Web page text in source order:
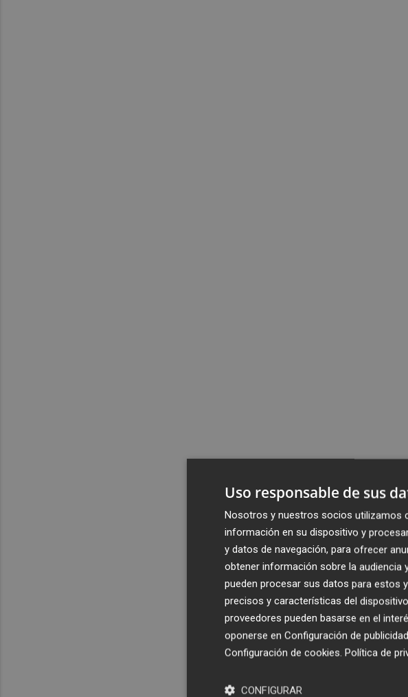
Uso responsable de sus
Nosotros y nuestros socios utilizamos
información en su dispositivo y
y datos de navegación, para ofrecer
obtener información sobre la audiencia
pueden procesar sus datos para estos
precisos y características del
proveedores pueden basarse en el
oponerse en Configuración de publicidad
Configuración de cookies. Política de
CONFIGURAR